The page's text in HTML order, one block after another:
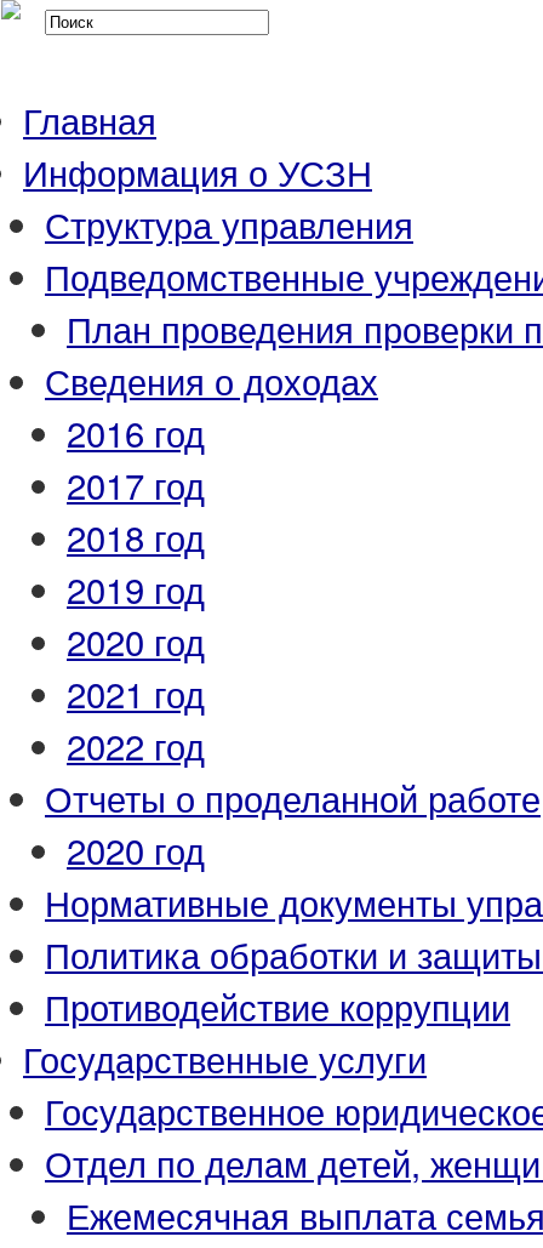
Главная
Информация о УСЗН
Структура управления
Подведомственные
План проведения проверки
Сведения о доходах
2016 год
2017 год
2018 год
2019 год
2020 год
2021 год
2022 год
Отчеты о проделанной работе
2020 год
Нормативные документы
Политика обработки и
Противодействие коррупции
Государственные услуги
Государственное
Отдел по делам детей,
Ежемесячная выплата